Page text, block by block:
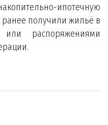
ипотечную
ранее получили жильё в
или распоряжениями